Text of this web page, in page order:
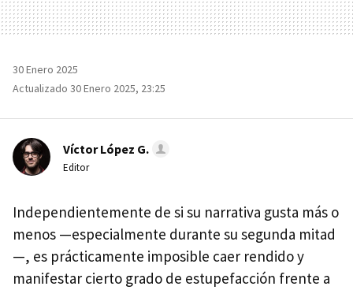
30 Enero 2025
Actualizado 30 Enero 2025, 23:25
Víctor López G.
Editor
Independientemente de si su narrativa gusta más o
menos —especialmente durante su segunda mitad
—, es prácticamente imposible caer rendido y
manifestar cierto grado de estupefacción frente a